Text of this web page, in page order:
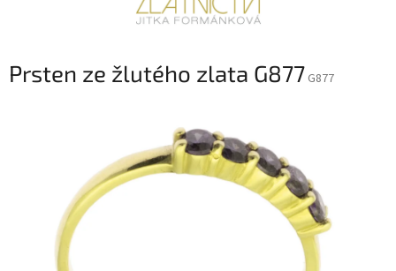
Prsten ze žlutého zlata G877 G877